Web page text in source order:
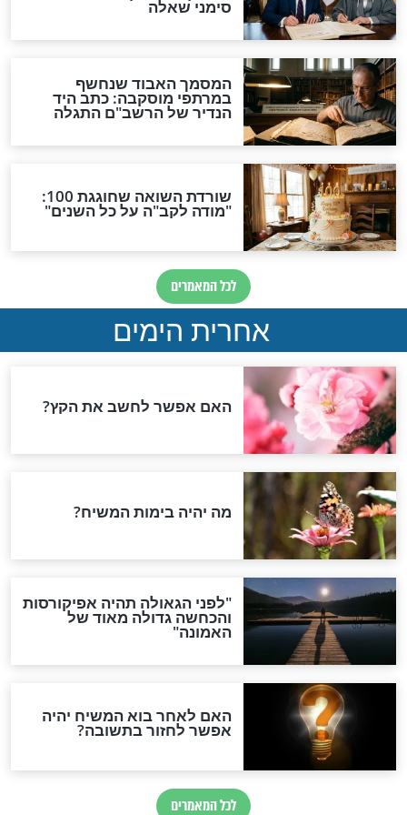
מאת הרב
לפרשת בהעלתך
מוקד תהילים
חדשות יהדות
הותר לפרסום: לוחמי מילואים
נהרגו בדרום לבנון
ההסכם החשאי של טראמפ
ואיראן: בלי שקיפות ועם הרבה
סימני שאלה
המסמך האבוד שנחשף
במרתפי מוסקבה: כתב היד